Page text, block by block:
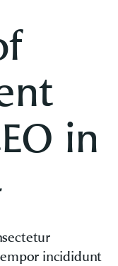
in
incididunt